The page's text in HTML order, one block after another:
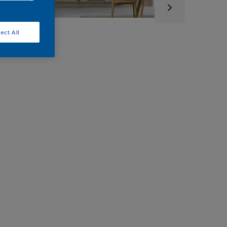
All